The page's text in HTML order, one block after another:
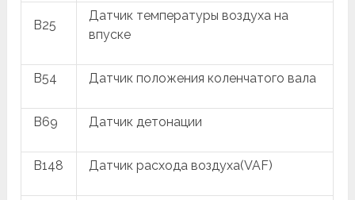
B25
Датчик температуры воздуха на
впуске
B54 Датчик положения коленчатого вала
B69 Датчик детонации
B148 Датчик расхода воздуха(VAF)